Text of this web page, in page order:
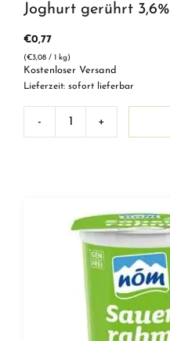
Joghurt gerührt 3,6%
€0,77
(€3,08 / 1 kg)
Kostenloser Versand
Lieferzeit: sofort lieferbar
- +